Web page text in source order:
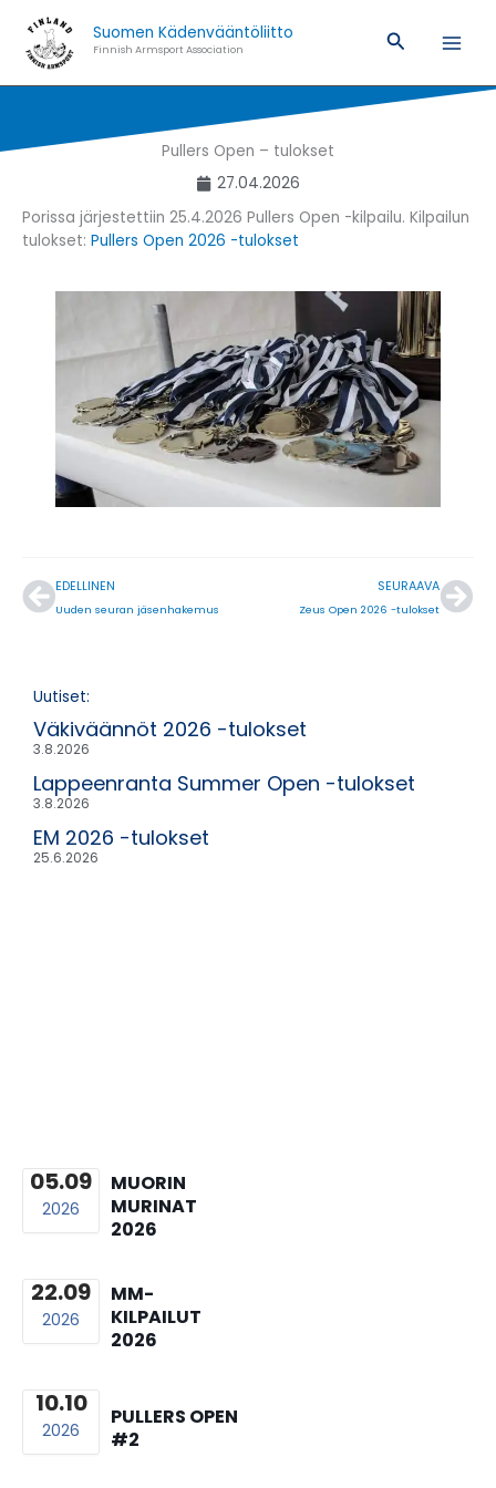
sisältöön
Suomen Kädenvääntöliitto
Finnish Armsport Association Hae
Pullers Open – tulokset
27.04.2026
Porissa järjestettiin 25.4.2026 Pullers Open -kilpailu. Kilpailun
tulokset: Pullers Open 2026 -tulokset
Prev
EDELLINEN
Uuden seuran jäsenhakemus
SEURAAVA
Zeus Open 2026 -tulokset
Uutiset:
Väkiväännöt 2026 -tulokset
3.8.2026
Lappeenranta Summer Open -tulokset
3.8.2026
EM 2026 -tulokset
25.6.2026
05.09
2026
MUORIN
MURINAT
2026
22.09
2026
MM-
KILPAILUT
2026
10.10
2026
PULLERS OPEN
#2